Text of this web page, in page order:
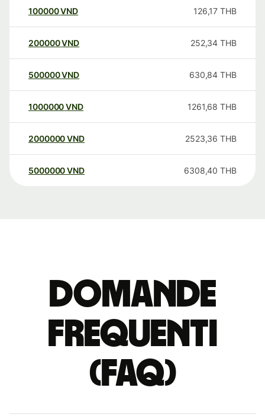
100000VND 126,17 THB
200000VND 252,34 THB
500000VND 630,84 THB
1000000VND 1261,68 THB
2000000VND 2523,36 THB
5000000VND 6308,40 THB
Domande
Frequenti
(FAQ)